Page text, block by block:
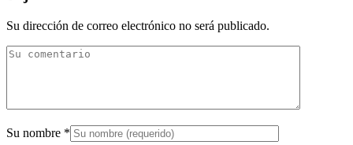
Su dirección de correo electrónico no será publicado.
Su nombre *